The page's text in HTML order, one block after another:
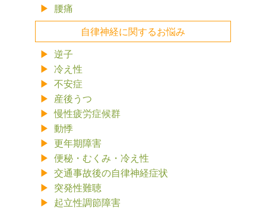
腰痛
自律神経に関するお悩み
逆子
冷え性
不安症
産後うつ
慢性疲労症候群
動悸
更年期障害
便秘・むくみ・冷え性
交通事故後の自律神経症状
突発性難聴
起立性調節障害